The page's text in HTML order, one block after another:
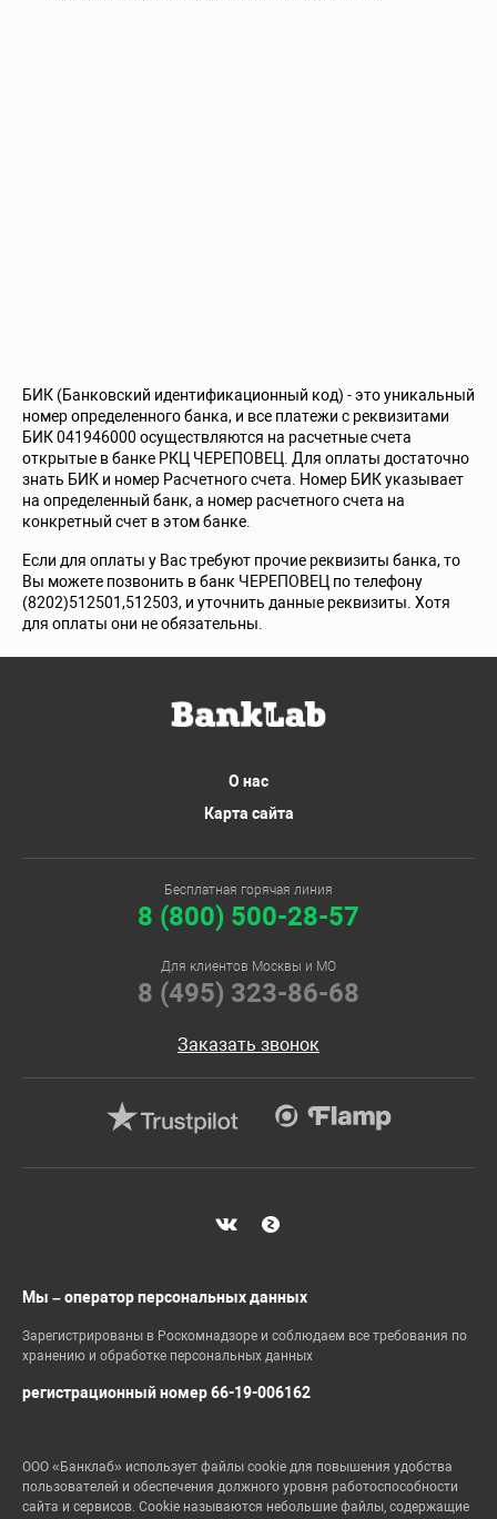
БИК (Банковский идентификационный код) - это уникальный
номер определенного банка, и все платежи с реквизитами
БИК 041946000 осуществляются на расчетные счета
открытые в банке РКЦ ЧЕРЕПОВЕЦ. Для оплаты достаточно
знать БИК и номер Расчетного счета. Номер БИК указывает
на определенный банк, а номер расчетного счета на
конкретный счет в этом банке.
Если для оплаты у Вас требуют прочие реквизиты банка, то
Вы можете позвонить в банк ЧЕРЕПОВЕЦ по телефону
(8202)512501,512503, и уточнить данные реквизиты. Хотя
для оплаты они не обязательны.
О нас
Карта сайта
Бесплатная горячая линия
8 (800) 500-28-57
Для клиентов Москвы и МО
8 (495) 323-86-68
Заказать звонок
Мы – оператор персональных данных
Зарегистрированы в Роскомнадзоре и соблюдаем все требования по
хранению и обработке персональных данных
регистрационный номер 66-19-006162
ООО «Банклаб» использует файлы cookie для повышения удобства
пользователей и обеспечения должного уровня работоспособности
сайта и сервисов. Cookie называются небольшие файлы, содержащие